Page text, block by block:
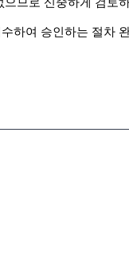
하여 승인하는 절차